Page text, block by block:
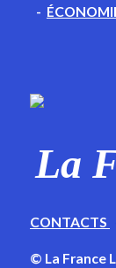
-
La
CONTACTS
© La France